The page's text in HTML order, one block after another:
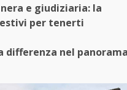
e giudiziaria: la
per tenerti
differenza nel